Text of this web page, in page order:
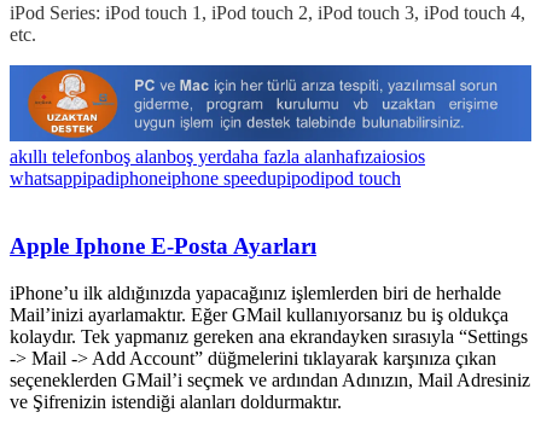
iPod Series: iPod touch 1, iPod touch 2, iPod touch 3, iPod touch 4,
etc.
akıllı telefonboş alanboş yerdaha fazla alanhafızaiosios
whatsappipadiphoneiphone speedupipodipod touch
Apple Iphone E-Posta Ayarları
iPhone’u ilk aldığınızda yapacağınız işlemlerden biri de herhalde
Mail’inizi ayarlamaktır. Eğer GMail kullanıyorsanız bu iş oldukça
kolaydır. Tek yapmanız gereken ana ekrandayken sırasıyla “Settings
-> Mail -> Add Account” düğmelerini tıklayarak karşınıza çıkan
seçeneklerden GMail’i seçmek ve ardından Adınızın, Mail Adresiniz
ve Şifrenizin istendiği alanları doldurmaktır.